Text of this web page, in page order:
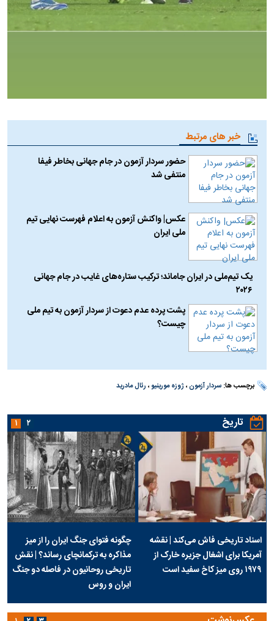
خبر های مرتبط
حضور سردار آزمون در جام جهانی بخاطر فیفا
منتفی شد
عکس| واکنش آزمون به اعلام فهرست نهایی تیم
ملی ایران
یک تیم‌ملی در ایران جاماند؛ ترکیب ستاره‌های غایب در جام جهانی
۲۰۲۶
پشت پرده عدم دعوت از سردار آزمون به تیم ملی
چیست؟
برچسب ها:سردار آزمون، ژوزه مورینیو، رئال مادرید
تاریخ
اسناد تاریخی فاش می‌کند | نقشه
آمریکا برای اشغال جزیره خارک از
۱۹۷۹ روی میز کاخ سفید است
چگونه فتوای جنگ ایران را از میز
مذاکره به ترکمانچای رساند؟ | نقش
تاریخی روحانیون در فاصله دو جنگ
ایران و روس
۱ ۲